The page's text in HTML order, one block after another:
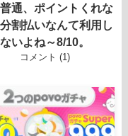
通、ポイントくれな
割払いなんて利用し
ないよね～8/10。
コメント (1)